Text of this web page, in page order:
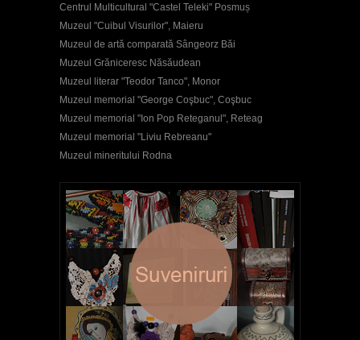
Centrul Multicultural "Castel Teleki" Posmuș
Muzeul "Cuibul Visurilor", Maieru
Muzeul de artă comparată Sângeorz Băi
Muzeul Grăniceresc Năsăudean
Muzeul literar "Teodor Tanco", Monor
Muzeul memorial "George Coşbuc", Coşbuc
Muzeul memorial "Ion Pop Reteganul", Reteag
Muzeul memorial "Liviu Rebreanu"
Muzeul mineritului Rodna